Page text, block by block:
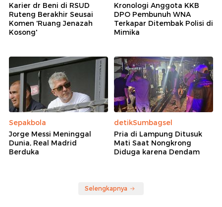
Karier dr Beni di RSUD
Ruteng Berakhir Seusai
Komen 'Ruang Jenazah
Kosong'
Kronologi Anggota KKB
DPO Pembunuh WNA
Terkapar Ditembak Polisi di
Mimika
Sepakbola
Jorge Messi Meninggal
Dunia, Real Madrid
Berduka
detikSumbagsel
Pria di Lampung Ditusuk
Mati Saat Nongkrong
Diduga karena Dendam
Selengkapnya